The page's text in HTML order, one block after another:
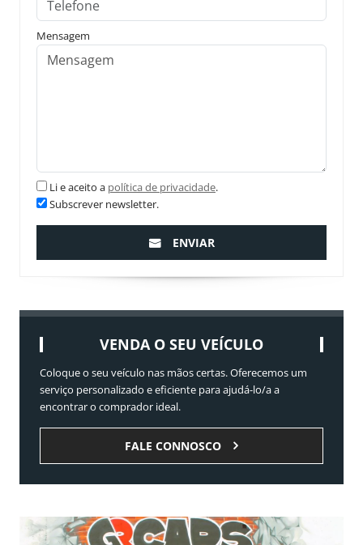
Mensagem
Li e aceito a política de privacidade.
Subscrever newsletter.
ENVIAR
VENDA O SEU VEÍCULO
Coloque o seu veículo nas mãos certas. Oferecemos um
serviço personalizado e eficiente para ajudá-lo/a a
encontrar o comprador ideal.
FALE CONNOSCO